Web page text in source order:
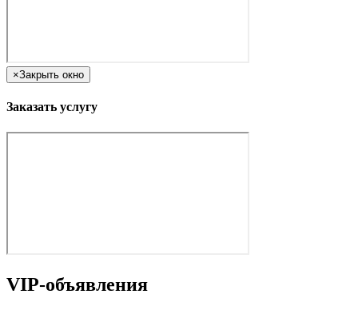
×Закрыть окно
Заказать услугу
VIP-объявления